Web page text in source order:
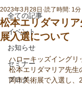
全ての記事
イベント
お知らせ
セミナー
ブログ
松本エリダマリ
展入選について
2023年3月28日 読了時間: 1分
ハローキッズイングリ
松本エリダマリア先生
岡市美術展で入選し、